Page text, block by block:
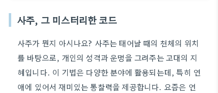
사주, 그 미스터리한 코드
사주가 뭔지 아시나요? 사주는 태어날 때의 천체의 위치
를 바탕으로, 개인의 성격과 운명을 그려주는 고대의 지
혜입니다. 이 기법은 다양한 분야에 활용되는데, 특히 연
애에 있어서 재미있는 통찰력을 제공합니다. 요즘은 연